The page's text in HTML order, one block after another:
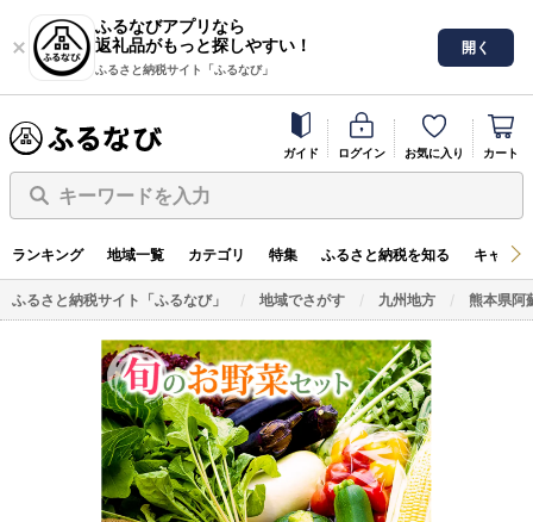
ふるなびアプリなら
返礼品がもっと探しやすい！
ふるさと納税サイト「ふるなび」
開く
ガイド ログイン お気に入り カート
キーワードを入力
ランキング 地域一覧 カテゴリ 特集 ふるさと納税を知る キャン
ふるさと納税サイト「ふるなび」 地域でさがす 九州地方 熊本県阿